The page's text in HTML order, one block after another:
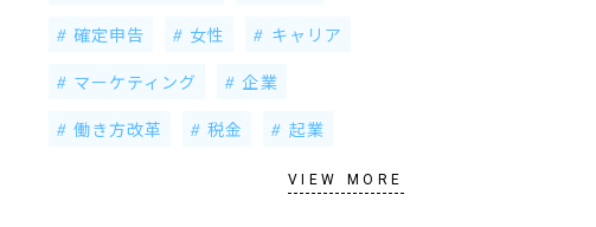
確定申告
女性
キャリア
マーケティング
企業
働き方改革
税金 起業
VIEW MORE